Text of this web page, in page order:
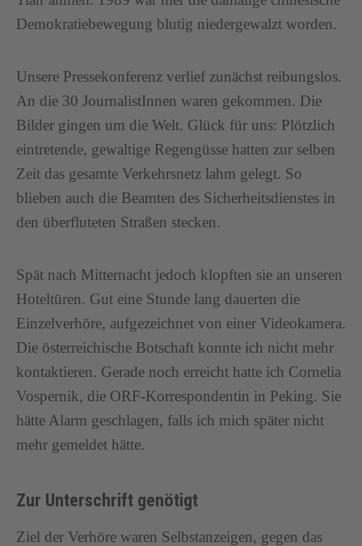
Demokratiebewegung blutig niedergewalzt worden.
Unsere Pressekonferenz verlief zunächst reibungslos.
An die 30 JournalistInnen waren gekommen. Die
Bilder gingen um die Welt. Glück für uns: Plötzlich
eintretende, gewaltige Regengüsse hatten zur selben
Zeit das gesamte Verkehrsnetz lahm gelegt. So
blieben auch die Beamten des Sicherheitsdienstes in
den überfluteten Straßen stecken.
Spät nach Mitternacht jedoch klopften sie an unseren
Hoteltüren. Gut eine Stunde lang dauerten die
Einzelverhöre, aufgezeichnet von einer Videokamera.
Die österreichische Botschaft konnte ich nicht mehr
kontaktieren. Gerade noch erreicht hatte ich Cornelia
Vospernik, die ORF-Korrespondentin in Peking. Sie
hätte Alarm geschlagen, falls ich mich später nicht
mehr gemeldet hätte.
Zur Unterschrift genötigt
Ziel der Verhöre waren Selbstanzeigen, gegen das